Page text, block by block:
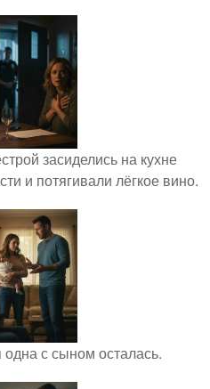
засиделись на кухне
и потягивали лёгкое вино.
с сыном осталась.